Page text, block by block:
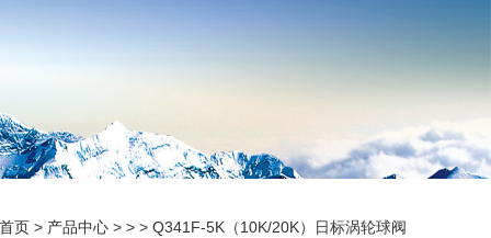
页 > 产品中心 > > > Q341F-5K（10K/20K）日标涡轮球阀